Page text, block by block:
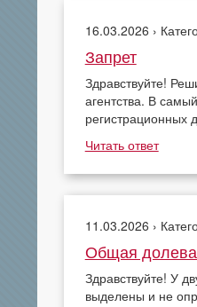
16.03.2026 ›
Запрет
Здравствуйте!
агентства. В
регистрационных
Читать ответ
11.03.2026 ›
Общая
Здравствуйте! У
выделены и не